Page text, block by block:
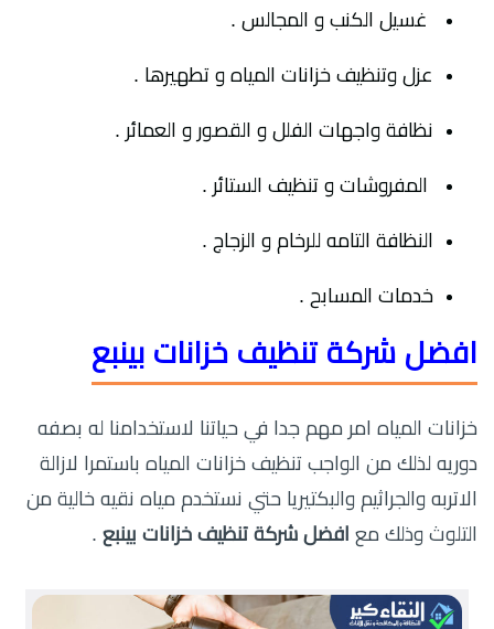
غسيل الكنب و المجالس .
عزل وتنظيف خزانات المياه و تطهيرها .
نظافة واجهات الفلل و القصور و العمائر .
المفروشات و تنظيف الستائر .
النظافة التامه للرخام و الزجاج .
خدمات المسابح .
افضل شركة تنظيف خزانات بينبع
خزانات المياه امر مهم جدا في حياتنا لاستخدامنا له بصفه
دوريه لذلك من الواجب تنظيف خزانات المياه باستمرا لازالة
الاتربه والجراثيم والبكتيريا حتي نستخدم مياه نقيه خالية من
التلوث وذلك مع افضل شركة تنظيف خزانات بينبع .